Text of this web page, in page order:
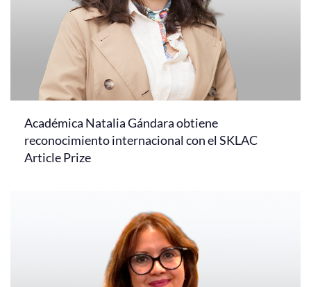
Académica Natalia Gándara obtiene
reconocimiento internacional con el SKLAC
Article Prize